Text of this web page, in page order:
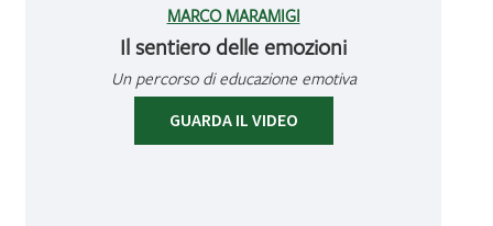
MARCO MARAMIGI
Il sentiero delle emozioni
Un percorso di educazione emotiva
GUARDA IL VIDEO